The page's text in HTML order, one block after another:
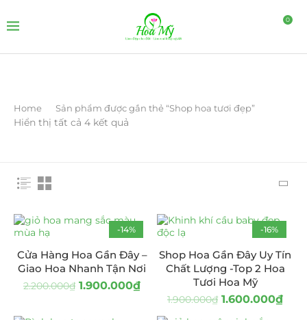
0
Home Sản phẩm được gắn thẻ “Shop hoa tươi đẹp”
Hiển thị tất cả 4 kết quả
-14%
Cửa Hàng Hoa Gần Đây –
Giao Hoa Nhanh Tận Nơi
2.200.000₫ 1.900.000₫
-16%
Shop Hoa Gần Đây Uy Tín
Chất Lượng -Top 2 Hoa
Tươi Hoa Mỹ
1.900.000₫ 1.600.000₫